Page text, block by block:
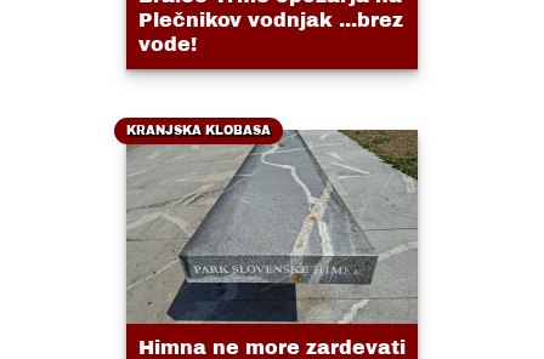
Plečnikov vodnjak ...brez
vode!
KRANJSKA KLOBASA
Himna ne more zardevati